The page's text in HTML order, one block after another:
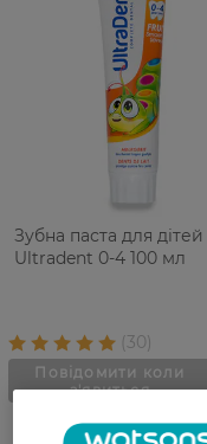
Зубна паста для дітей
Ultradent 0-4 100 мл